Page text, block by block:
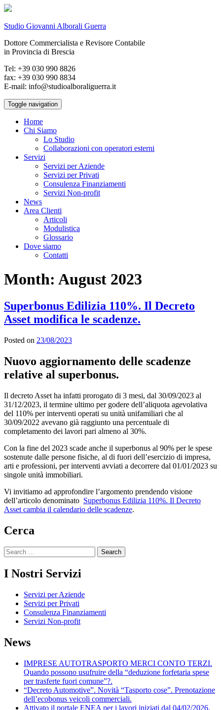
Studio Giovanni Alborali Guerra
Dottore Commercialista e Revisore Contabile
in Provincia di Brescia
Tel: +39 030 990 8826
fax: +39 030 990 8834
E-mail: info@studioalboraliguerra.it
Toggle navigation
Home
Chi Siamo
Lo Studio
Collaborazioni con operatori esterni
Servizi
Servizi per Aziende
Servizi per Privati
Consulenza Finanziamenti
Servizi Non-profit
News
Area Clienti
Articoli
Modulistica
Glossario
Dove siamo
Contatti
Month: August 2023
Superbonus Edilizia 110%. Il Decreto
Asset modifica le scadenze.
Posted on 23/08/2023
Nuovo aggiornamento delle scadenze
relative al superbonus.
Il decreto Asset ha infatti prorogato di 3 mesi, dal 30/09/2023 al
31/12/2023, il termine ultimo per godere dell’aliquota agevolativa
del 110% per interventi operati su unità unifamiliari che al
30/09/2022 avevano già raggiunto una percentuale di
completamento dei lavori pari almeno al 30%.
Con la fine del 2023 scade anche il superbonus al 90% per le spese
sostenute dalle persone fisiche, al di fuori dell’esercizio di impresa,
arti e professioni, per interventi avviati a decorrere dal 01/01/2023 su
singole unità immobiliari.
Vi invitiamo ad approfondire l’argomento prendendo visione
dell’articolo denominato Superbonus Edilizia 110%. Il Decreto
Asset cambia il calendario delle scadenze.
Cerca
Search
for:
I Nostri Servizi
Servizi per Aziende
Servizi per Privati
Consulenza Finanziamenti
Servizi Non-profit
News
IMPRESE AUTOTRASPORTO MERCI CONTO TERZI.
Quando possono usufruire della “deduzione forfetaria spese
per trasferte fuori comune”?.
“Decreto Automotive”. Novità “Tasporto cose”. Prenotazione
dell’ecobonus veicoli commerciali.
Attivato il portale ENEA per i lavori iniziati dal 04/02/2026.